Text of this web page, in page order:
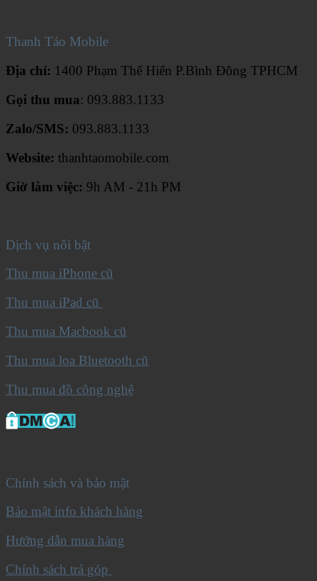
Thanh Táo Mobile
Địa chỉ: 1400 Phạm Thế Hiển P.Bình Đông TPHCM
Gọi thu mua: 093.883.1133
Zalo/SMS: 093.883.1133
Website: thanhtaomobile.com
Giờ làm việc: 9h AM - 21h PM
Dịch vụ nổi bật
Thu mua iPhone cũ
Thu mua iPad cũ
Thu mua Macbook cũ
Thu mua loa Bluetooth cũ
Thu mua đồ công nghệ
Chính sách và bảo mật
Bảo mật info khách hàng
Hướng dẫn mua hàng
Chính sách trả góp